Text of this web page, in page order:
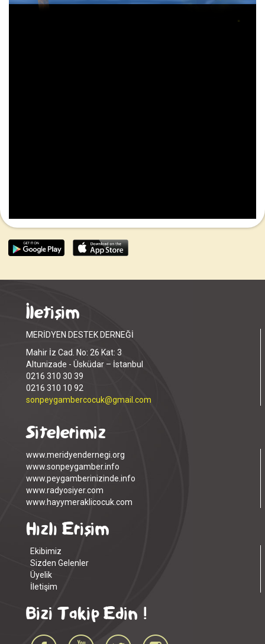
İletişim
MERİDYEN DESTEK DERNEĞİ
Mahir İz Cad. No: 26 Kat: 3
Altunizade - Üsküdar – İstanbul
0216 310 30 39
0216 310 10 92
sonpeygambercocuk@gmail.com
Sitelerimiz
www.meridyendernegi.org
www.sonpeygamber.info
www.peygamberinizinde.info
www.radyosiyer.com
www.hayymeraklicocuk.com
Hızlı Erişim
Ekibimiz
Sizden Gelenler
Üyelik
İletişim
Bizi Takip Edin !